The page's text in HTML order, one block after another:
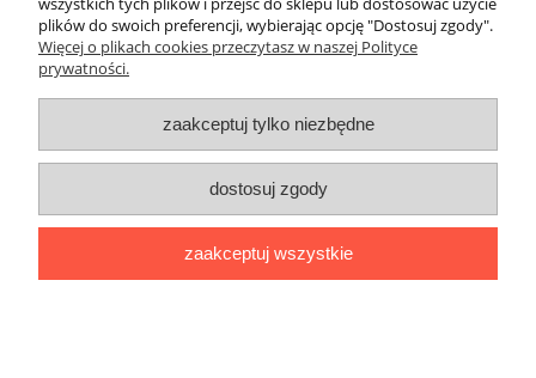
Informacje
O nas
Witosz i Spółka
44-203 Rybnik ul. Brzezińska 50c
telefon:511760570
Facebook
plików do swoich preferencji, wybierając opcję "Dostosuj zgody".
Więcej o plikach cookies przeczytasz w naszej Polityce
prywatności.
zaakceptuj tylko niezbędne
dostosuj zgody
zaakceptuj wszystkie